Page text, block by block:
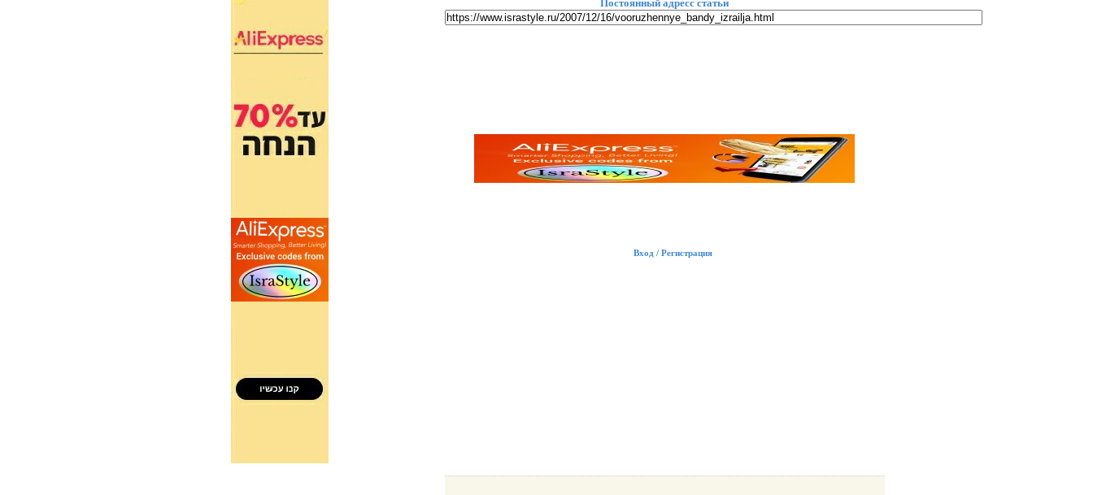
Постоянный адресс статьи
Вход / Регистрация